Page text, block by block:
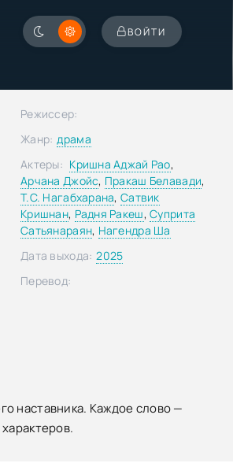
ВОЙТИ
Режиссер:
Жанр: драма
Актеры: Кришна Аджай Рао,
Арчана Джойс, Пракаш Белавади,
Т.С. Нагабхарана,Сатвик
Кришнан, Радня Ракеш,Суприта
Сатьянараян, Нагендра Ша
Дата выхода: 2025
Перевод:
наставника. Каждое слово —